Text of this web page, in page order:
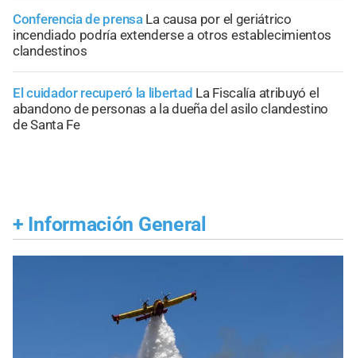
Conferencia de prensa La causa por el geriátrico
incendiado podría extenderse a otros establecimientos
clandestinos
El cuidador recuperó la libertad La Fiscalía atribuyó el
abandono de personas a la dueña del asilo clandestino
de Santa Fe
+ Información General